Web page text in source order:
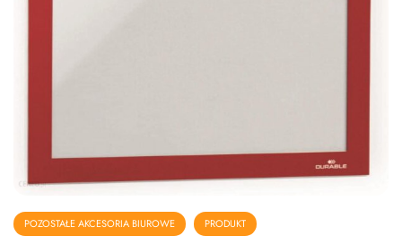
POZOSTAŁE AKCESORIA BIUROWE PRODUKT